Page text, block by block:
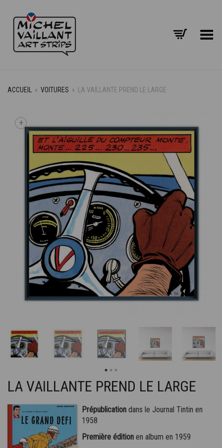
Basculer le menu
ACCUEIL » VOITURES » LA VAILLANTE PREND LE LARGE
+
LA VAILLANTE PREND LE LARGE
Prépublication dans le Journal Tintin en
1958
Première édition en album en 1959